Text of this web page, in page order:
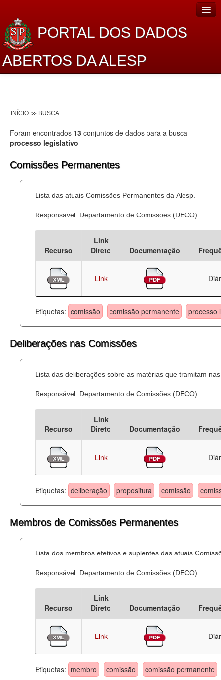
PORTAL DOS DADOS
ABERTOS DA ALESP
Lei de Acesso à Informação
Dados Governamentais Abertos
Planejamento
Catálogo de dados
Processo Legislativo
Administração
Legislação
Agenda
Perguntas frequentes
INÍCIO BUSCA
Foram encontrados 13 conjuntos de dados para a busca
processo legislativo
Comissões Permanentes
Lista das atuais Comissões Permanentes da Alesp.
Responsável: Departamento de Comissões (DECO)
Recurso
Link
Direto
Documentação
Link
Etiquetas: comissão comissão permanente processo
Deliberações nas Comissões
Lista das deliberações sobre as matérias que tramitam
Responsável: Departamento de Comissões (DECO)
Recurso
Link
Direto
Documentação
Link
Etiquetas: deliberação propositura comissão
Membros de Comissões Permanentes
Lista dos membros efetivos e suplentes das atuais
Responsável: Departamento de Comissões (DECO)
Recurso
Link
Direto
Documentação
Link
Etiquetas: membro comissão comissão permanente